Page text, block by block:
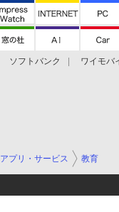
ソフトバンク ワイモバ
アプリ・サービス 教育